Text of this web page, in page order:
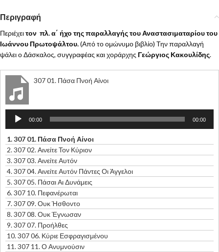
Περιγραφή
Περιέχειτον πλ. α΄ ήχο της παραλλαγής του Αναστασιματαρίου του
Ιωάννου Πρωτοψάλτου.(Από το ομώνυμο βιβλίο) Την παραλλαγή
ψάλει ο Δάσκαλος, συγγραφέας και χοράρχης Γεώργιος Κακουλίδης.
307 01. Πάσα Πνοή Αίνοι
Πρόγραμμα
Αναπαραγωγής
00:00 00:00
1.307 01. Πάσα Πνοή Αίνοι
2.307 02. Αινείτε Τον Κύριον
3.307 03. Αινείτε Αυτόν
4.307 04. Αινείτε Αυτόν Πάντες Οι Άγγελοι
5.307 05. Πάσαι Αι Δυνάμεις
6.307 10. Πεφανέρωται
7.307 09. Ουκ Ήσθοντο
8.307 08. Ουκ Έγνωσαν
9.307 07. Προήλθες
10.307 06. Κύριε Εσφραγισμένου
11.307 11. Ο Ανυμνούσιν